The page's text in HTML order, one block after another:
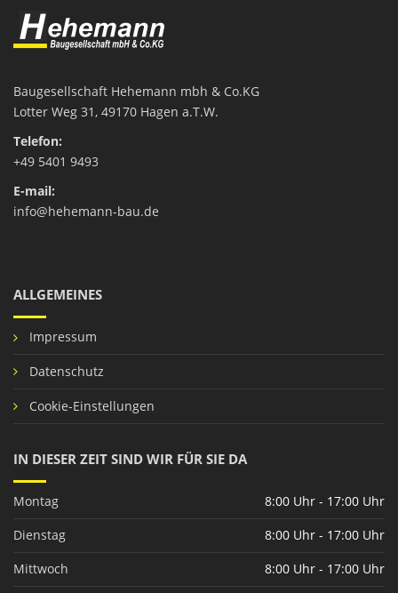
Baugesellschaft Hehemann mbh & Co.KG
Lotter Weg 31 , 49170 Hagen a.T.W.
Telefon:
+49 5401 9493
E-mail:
info@hehemann-bau.de
ALLGEMEINES
Impressum
Datenschutz
Cookie-Einstellungen
IN DIESER ZEIT SIND WIR FÜR SIE DA
Montag
8:00 Uhr - 17:00 Uhr
Dienstag
8:00 Uhr - 17:00 Uhr
Mittwoch
8:00 Uhr - 17:00 Uhr